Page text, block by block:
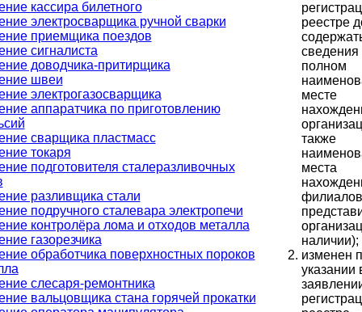
кассира билетного
электросварщика ручной сварки
приемщика поездов
сигналиста
доводчика-притирщика
швеи
электрогазосварщика
аппаратчика по приготовлению
сварщика пластмасс
токаря
подготовителя сталеразливочных
разливщика стали
подручного сталевара электропечи
контролёра лома и отходов металла
газорезчика
обработчика поверхностных пороков
слесаря-ремонтника
вальцовщика стана горячей прокатки
реестре
сведения
полном
месте
также
места
наличии);
изменен
указании